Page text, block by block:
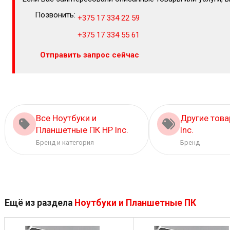
Позвонить: +375 17 334 22 59
+375 17 334 55 61
Отправить запрос сейчас
Все Ноутбуки и
Планшетные ПК HP Inc.
Бренд и категория
Другие
Inc.
Бренд
Ещё из раздела Ноутбуки и Планшетные ПК